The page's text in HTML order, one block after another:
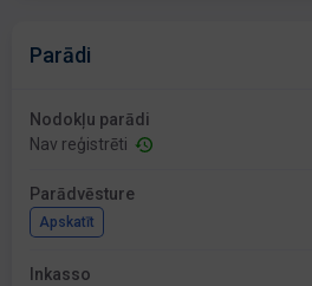
Parādi
Nodokļu parādi
Nav reģistrēti
Parādvēsture
Apskatīt
Inkasso